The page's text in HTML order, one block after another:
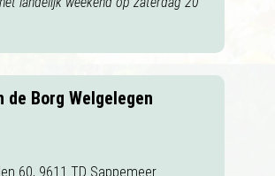
de Borg Welgelegen
60, 9611 TD Sappemeer